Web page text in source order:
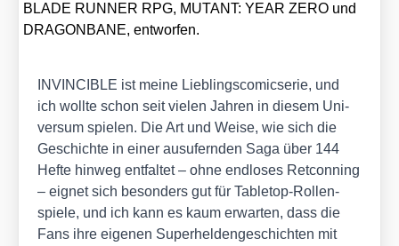
BLADE RUNNER RPG, MUTANT: YEAR ZERO und
DRAGONBANE, ent­wor­fen.
INVINCIBLE ist mei­ne Lieb­lings­co­mic­se­rie, und
ich woll­te schon seit vie­len Jah­ren in die­sem Uni­
ver­sum spie­len. Die Art und Wei­se, wie sich die
Geschich­te in einer aus­ufern­den Saga über 144
Hef­te hin­weg ent­fal­tet – ohne end­lo­ses Ret­con­ning
– eig­net sich beson­ders gut für Table­top-Rol­len­
spie­le, und ich kann es kaum erwar­ten, dass die
Fans ihre eige­nen Super­hel­den­ge­schich­ten mit